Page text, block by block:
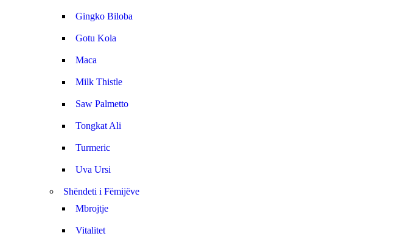
Gingko Biloba
Gotu Kola
Maca
Milk Thistle
Saw Palmetto
Tongkat Ali
Turmeric
Uva Ursi
Shëndeti i Fëmijëve
Mbrojtje
Vitalitet